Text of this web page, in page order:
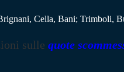
Cella, Bani; Trimboli,
sulle quote